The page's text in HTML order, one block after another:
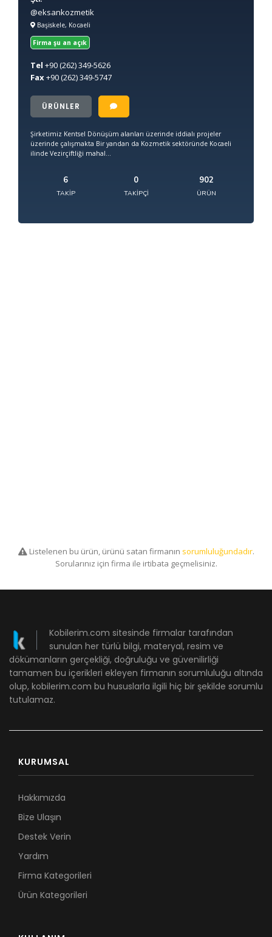
@eksankozmetik
Başiskele, Kocaeli
Firma şu an açık
Tel +90(262) 349-5626
Fax+90(262) 349-5747
ÜRÜNLER
Şirketimiz Kentsel Dönüşüm alanları üzerinde iddialı projeler
üzerinde çalışmakta Bir yandan da Kozmetik sektöründe Kocaeli
ilinde Vezirçiftliği mahal...
6
TAKIP
0
TAKIPÇI
902
ÜRÜN
Listelenen bu ürün, ürünü satan firmanın sorumluluğundadır.
Sorularınız için firma ile irtibata geçmelisiniz.
Kobilerim.com sitesinde firmalar tarafından
sunulan her türlü bilgi, materyal, resim ve
dökümanların gerçekliği, doğruluğu ve güvenilirliği
tamamen bu içerikleri ekleyen firmanın sorumluluğu altında
olup, kobilerim.com bu hususlarla ilgili hiç bir şekilde sorumlu
tutulamaz.
KURUMSAL
Hakkımızda
Bize Ulaşın
Destek Verin
Yardım
Firma Kategorileri
Ürün Kategorileri